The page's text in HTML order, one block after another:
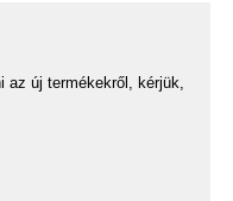
az új termékekről, kérjük,